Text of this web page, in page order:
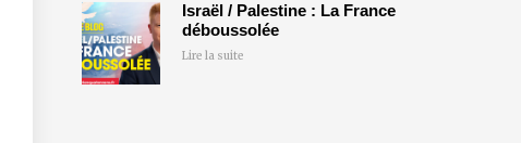
Israël / Palestine : La France
déboussolée
Lire la suite